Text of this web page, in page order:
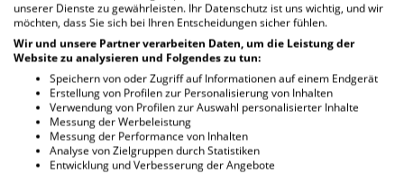
Freunde treffen
Reisen
Sport treiben
Kino
Tanzen
Theater
Tiere
Musikrichtung Worship
Gehst du in die Kirche? Wenn ja, wie häufig
und weshalb?
consetetur sadipscing elitr, sed diam nonumy.
unserer Dienste zu gewährleisten. Ihr Datenschutz ist uns wichtig, und wir
möchten, dass Sie sich bei Ihren Entscheidungen sicher fühlen.
Wir und unsere Partner verarbeiten Daten, um die Leistung der
Website zu analysieren und Folgendes zu tun:
Speichern von oder Zugriff auf Informationen auf einem Endgerät
Erstellung von Profilen zur Personalisierung von Inhalten
Verwendung von Profilen zur Auswahl personalisierter Inhalte
Messung der Werbeleistung
Messung der Performance von Inhalten
Analyse von Zielgruppen durch Statistiken
Entwicklung und Verbesserung der Angebote